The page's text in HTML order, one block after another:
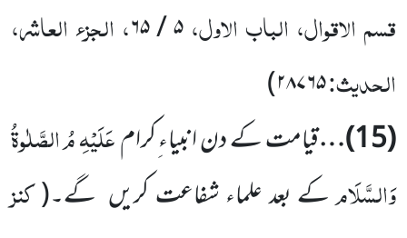
قسم الاقوال، الباب الاول،۵/۶۵، الجزء العاشر،
الحدیث:۲۸۷۶۵)
(
15
)…قیامت کے دن انبیاء ِکرامعَلَیْہِ مُ الصَّلٰوۃُ
وَالسَّلَامکے بعد علماء شفاعت کریں گے۔(کنز